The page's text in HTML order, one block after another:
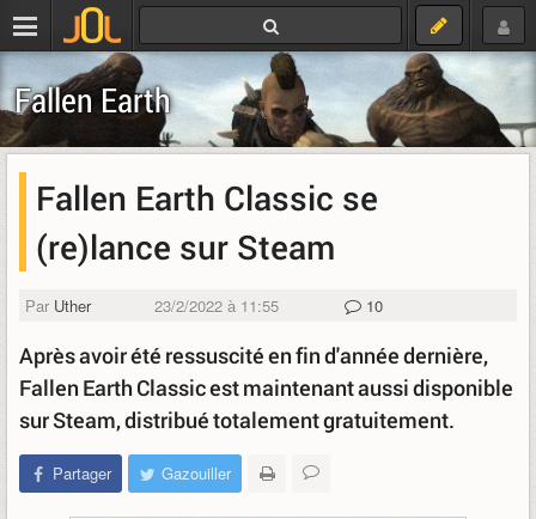
Fallen Earth
Fallen Earth Classic se
(re)lance sur Steam
Par Uther 23/2/2022 à 11:55 10
Après avoir été ressuscité en fin d'année dernière,
Fallen Earth Classic est maintenant aussi disponible
sur Steam, distribué totalement gratuitement.
Partager Gazouiller